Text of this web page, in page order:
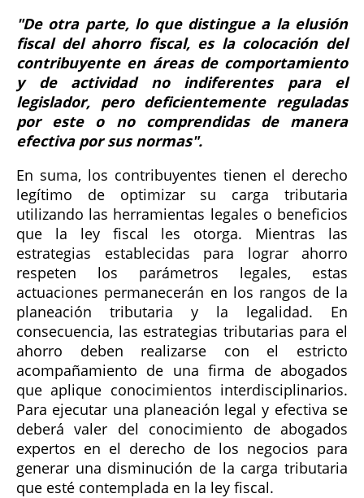
"De otra parte, lo que distingue a la elusión
fiscal del ahorro fiscal, es la colocación del
contribuyente en áreas de comportamiento
y de actividad no indiferentes para el
legislador, pero deficientemente reguladas
por este o no comprendidas de manera
efectiva por sus normas".
En suma, los contribuyentes tienen el derecho
legítimo de optimizar su carga tributaria
utilizando las herramientas legales o beneficios
que la ley fiscal les otorga. Mientras las
estrategias establecidas para lograr ahorro
respeten los parámetros legales, estas
actuaciones permanecerán en los rangos de la
planeación tributaria y la legalidad. En
consecuencia, las estrategias tributarias para el
ahorro deben realizarse con el estricto
acompañamiento de una firma de abogados
que aplique conocimientos interdisciplinarios.
Para ejecutar una planeación legal y efectiva se
deberá valer del conocimiento de abogados
expertos en el derecho de los negocios para
generar una disminución de la carga tributaria
que esté contemplada en la ley fiscal.